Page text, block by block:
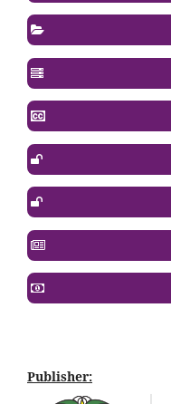
Publisher: